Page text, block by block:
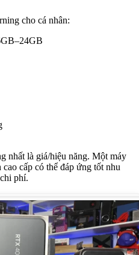
cho cá nhân:
nhất là giá/hiệu năng. Một máy
cấp có thể đáp ứng tốt nhu
phí.